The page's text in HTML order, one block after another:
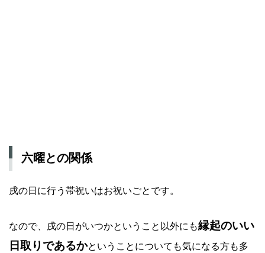
六曜との関係
戌の日に行う帯祝いはお祝いごとです。
なので、戌の日がいつかということ以外にも縁起のいい
日取りであるかということについても気になる方も多